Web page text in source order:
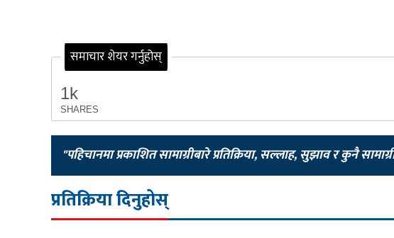
समाचार शेयर गर्नुहोस्
1k
SHARES
"पहिचानमा प्रकाशित सामाग्रीबारे प्रतिक्रिया, सल्लाह, सुझाव र कुनै
प्रतिक्रिया दिनुहोस्